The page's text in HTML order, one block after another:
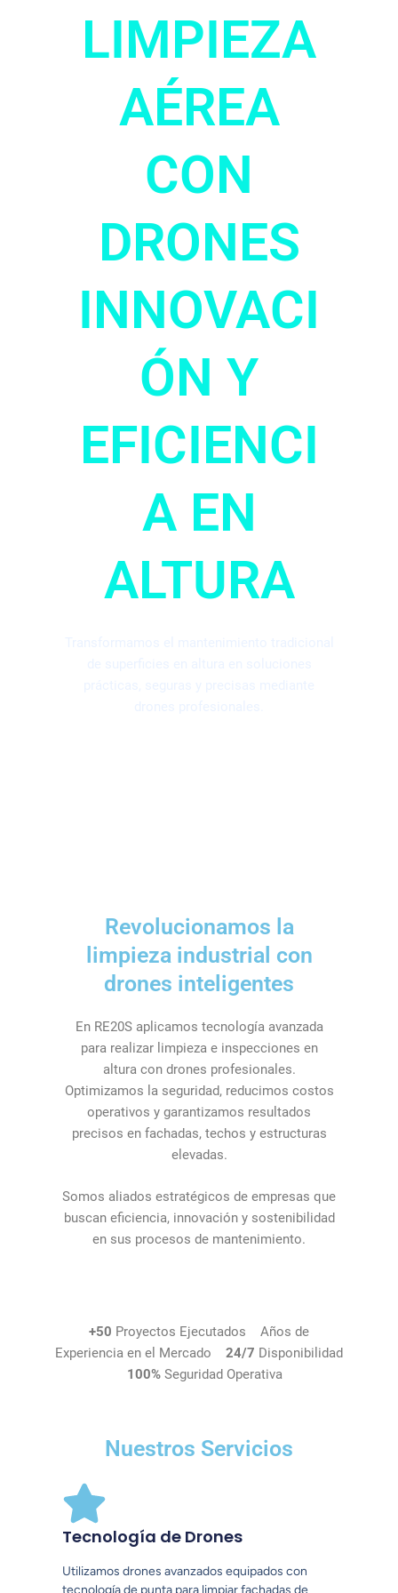
LIMPIEZA
AÉREA
CON
DRONES
INNOVACI
ÓN Y
EFICIENCI
A EN
ALTURA
Revolucionamos la
limpieza industrial con
drones inteligentes
En RE20S aplicamos tecnología avanzada
para realizar limpieza e inspecciones en
altura con drones profesionales.
Optimizamos la seguridad, reducimos costos
operativos y garantizamos resultados
precisos en fachadas, techos y estructuras
elevadas.
Somos aliados estratégicos de empresas que
buscan eficiencia, innovación y sostenibilidad
en sus procesos de mantenimiento.
+50 Proyectos Ejecutados Años de
Experiencia en el Mercado 24/7 Disponibilidad
100%Seguridad Operativa
Nuestros Servicios
Tecnología de Drones
Utilizamos drones avanzados equipados con
tecnología de punta para limpiar fachadas de